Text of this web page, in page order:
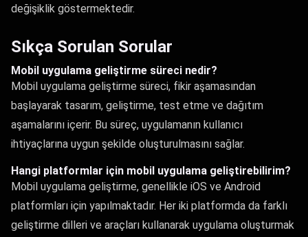
değişiklik göstermektedir.
Sıkça Sorulan Sorular
Mobil uygulama geliştirme süreci nedir?
Mobil uygulama geliştirme süreci, fikir aşamasından
başlayarak tasarım, geliştirme, test etme ve dağıtım
aşamalarını içerir. Bu süreç, uygulamanın kullanıcı
ihtiyaçlarına uygun şekilde oluşturulmasını sağlar.
Hangi platformlar için mobil uygulama geliştirebilirim?
Mobil uygulama geliştirme, genellikle iOS ve Android
platformları için yapılmaktadır. Her iki platformda da farklı
geliştirme dilleri ve araçları kullanarak uygulama oluşturmak